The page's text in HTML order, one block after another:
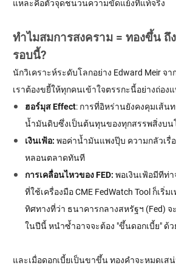
แหละคือตัวจุดชนวนความขัดแย้งที่แท้จริง
ทำไมสมการสงคราม = ทองขึ้น ถึ
รอบนี้?
นักวิเคราะห์ระดับโลกอย่าง Edward Meir จ
เราต้องขยี้ให้ทุกคนเข้าใจตรรกะนี้อย่างถ่อง
ฮอร์มุส Effect: การที่อิหร่านยังคงคุมเส้น
น้ำมันดิบซึ่งเป็นต้นทุนของทุกสรรพสิ่งบน
เงินเฟ้อ: พอค่าน้ำมันแพงปุ๊บ ความกลัวเรื่
หลอนตลาดทันที
การเคลื่อนไหวของ FED: พอเงินเฟ้อมีทีท่
ที่ใช้เครื่องมือ CME FedWatch Tool ก็เริ่
ทิศทางที่ว่า ธนาคารกลางสหรัฐฯ (Fed)
ในปีนี้ หนำซ้ำอาจจะต้อง "ขึ้นดอกเบี้ย" ด้
และเมื่อดอกเบี้ยเป็นขาขึ้น ทองคำจะหมดเส